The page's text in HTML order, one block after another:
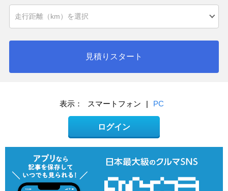
見積りスタート
表示： スマートフォン | PC
ログイン